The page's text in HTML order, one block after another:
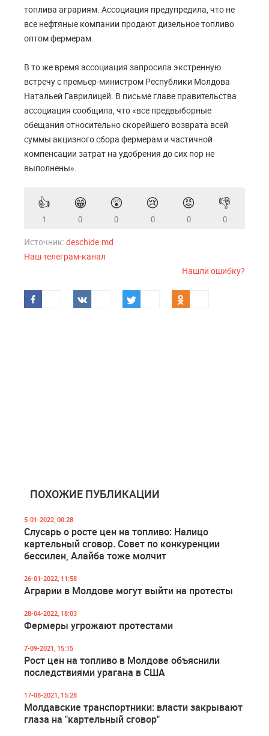
топлива аграриям. Ассоциация предупредила, что не
все нефтяные компании продают дизельное топливо
оптом фермерам.
В то же время ассоциация запросила экстренную
встречу с премьер-министром Республики Молдова
Натальей Гаврилицей. В письме главе правительства
ассоциация сообщила, что «все предвыборные
обещания относительно скорейшего возврата всей
суммы акцизного сбора фермерам и частичной
компенсации затрат на удобрения до сих пор не
выполнены».
👍
1
😁
0
😲
0
😢
0
😡
0
👎
0
Источник:deschide.md
Наш телеграм-канал
Нашли ошибку?
ПОХОЖИЕ ПУБЛИКАЦИИ
5-01-2022, 00:28
Слусарь о росте цен на топливо: Налицо
картельный сговор. Совет по конкуренции
бессилен, Алайба тоже молчит
26-01-2022, 11:58
Аграрии в Молдове могут выйти на протесты
28-04-2022, 18:03
Фермеры угрожают протестами
7-09-2021, 15:15
Рост цен на топливо в Молдове объяснили
последствиями урагана в США
17-08-2021, 15:28
Молдавские транспортники: власти закрывают
глаза на "картельный сговор"